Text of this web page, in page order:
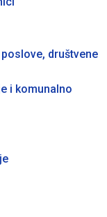
društvene
i komunalno